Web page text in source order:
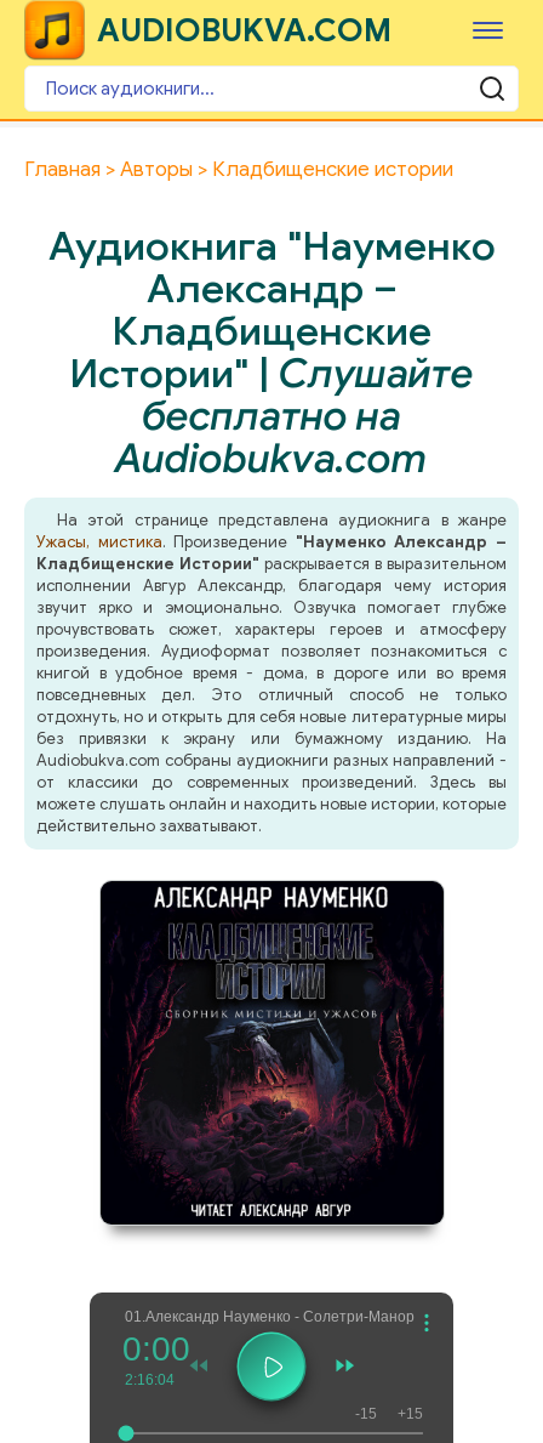
AUDIOBUKVA.COM
Главная Авторы Кладбищенские истории
Аудиокнига "Науменко
Александр –
Кладбищенские
Истории" | Слушайте
бесплатно на
Audiobukva.com
На этой странице представлена аудиокнига в жанре
Ужасы, мистика. Произведение "Науменко Александр –
Кладбищенские Истории" раскрывается в выразительном
исполнении Авгур Александр, благодаря чему история
звучит ярко и эмоционально. Озвучка помогает глубже
прочувствовать сюжет, характеры героев и атмосферу
произведения. Аудиоформат позволяет познакомиться с
книгой в удобное время - дома, в дороге или во время
повседневных дел. Это отличный способ не только
отдохнуть, но и открыть для себя новые литературные миры
без привязки к экрану или бумажному изданию. На
Audiobukva.com собраны аудиокниги разных направлений -
от классики до современных произведений. Здесь вы
можете слушать онлайн и находить новые истории, которые
действительно захватывают.
01.Александр Науменко - Солетри-Манор
0:00
2:16:04
-15 +15